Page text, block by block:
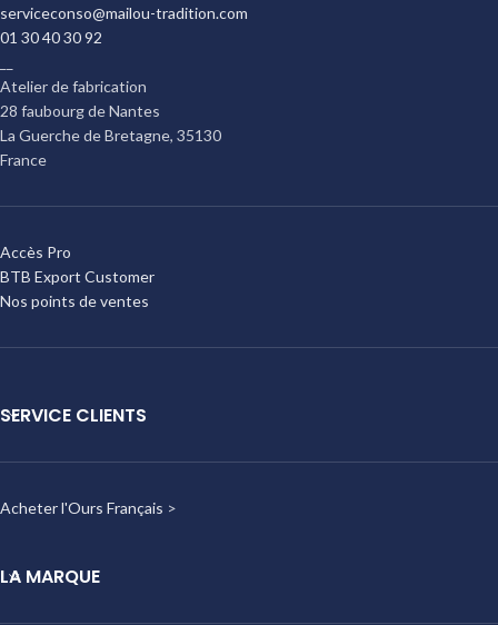
serviceconso@mailou-tradition.com
01 30 40 30 92
Atelier de fabrication
28 faubourg de Nantes
La Guerche de Bretagne, 35130
France
Accès Pro
BTB Export Customer
Nos points de ventes
SERVICE CLIENTS
Acheter l'Ours Français >
LA MARQUE